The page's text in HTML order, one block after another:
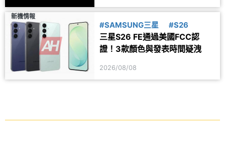
新機情報
#SAMSUNG三星 #S26
三星S26 FE通過美國FCC認
證！3款顏色與發表時間疑洩
2026/08/08